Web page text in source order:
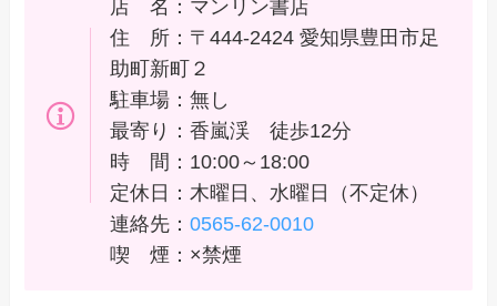
店 名：マンリン書店
住 所：〒444-2424 愛知県豊田市足
助町新町２
駐車場：無し
最寄り：香嵐渓 徒歩12分
時 間：10:00～18:00
定休日：木曜日、水曜日（不定休）
連絡先： 0565-62-0010
喫 煙：×禁煙